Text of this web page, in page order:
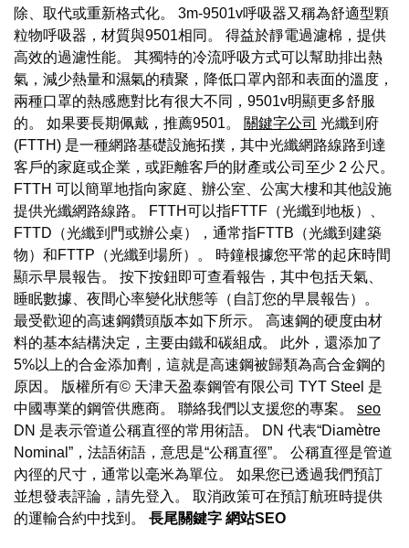
除、取代或重新格式化。 3m-9501v呼吸器又稱為舒適型顆
粒物呼吸器，材質與9501相同。 得益於靜電過濾棉，提供
高效的過濾性能。 其獨特的冷流呼吸方式可以幫助排出熱
氣，減少熱量和濕氣的積聚，降低口罩內部和表面的溫度，
兩種口罩的熱感應對比有很大不同，9501v明顯更多舒服
的。 如果要長期佩戴，推薦9501。 關鍵字公司 光纖到府
(FTTH) 是一種網路基礎設施拓撲，其中光纖網路線路到達
客戶的家庭或企業，或距離客戶的財產或公司至少 2 公尺。
FTTH 可以簡單地指向家庭、辦公室、公寓大樓和其他設施
提供光纖網路線路。 FTTH可以指FTTF（光纖到地板）、
FTTD（光纖到門或辦公桌），通常指FTTB（光纖到建築
物）和FTTP（光纖到場所）。 時鐘根據您平常的起床時間
顯示早晨報告。 按下按鈕即可查看報告，其中包括天氣、
睡眠數據、夜間心率變化狀態等（自訂您的早晨報告）。
最受歡迎的高速鋼鑽頭版本如下所示。 高速鋼的硬度由材
料的基本結構決定，主要由鐵和碳組成。 此外，還添加了
5%以上的合金添加劑，這就是高速鋼被歸類為高合金鋼的
原因。 版權所有© 天津天盈泰鋼管有限公司 TYT Steel 是
中國專業的鋼管供應商。 聯絡我們以支援您的專案。 seo
DN 是表示管道公稱直徑的常用術語。 DN 代表“Diamètre
Nominal”，法語術語，意思是“公稱直徑”。 公稱直徑是管道
內徑的尺寸，通常以毫米為單位。 如果您已透過我們預訂
並想發表評論，請先登入。 取消政策可在預訂航班時提供
的運輸合約中找到。 長尾關鍵字 網站SEO